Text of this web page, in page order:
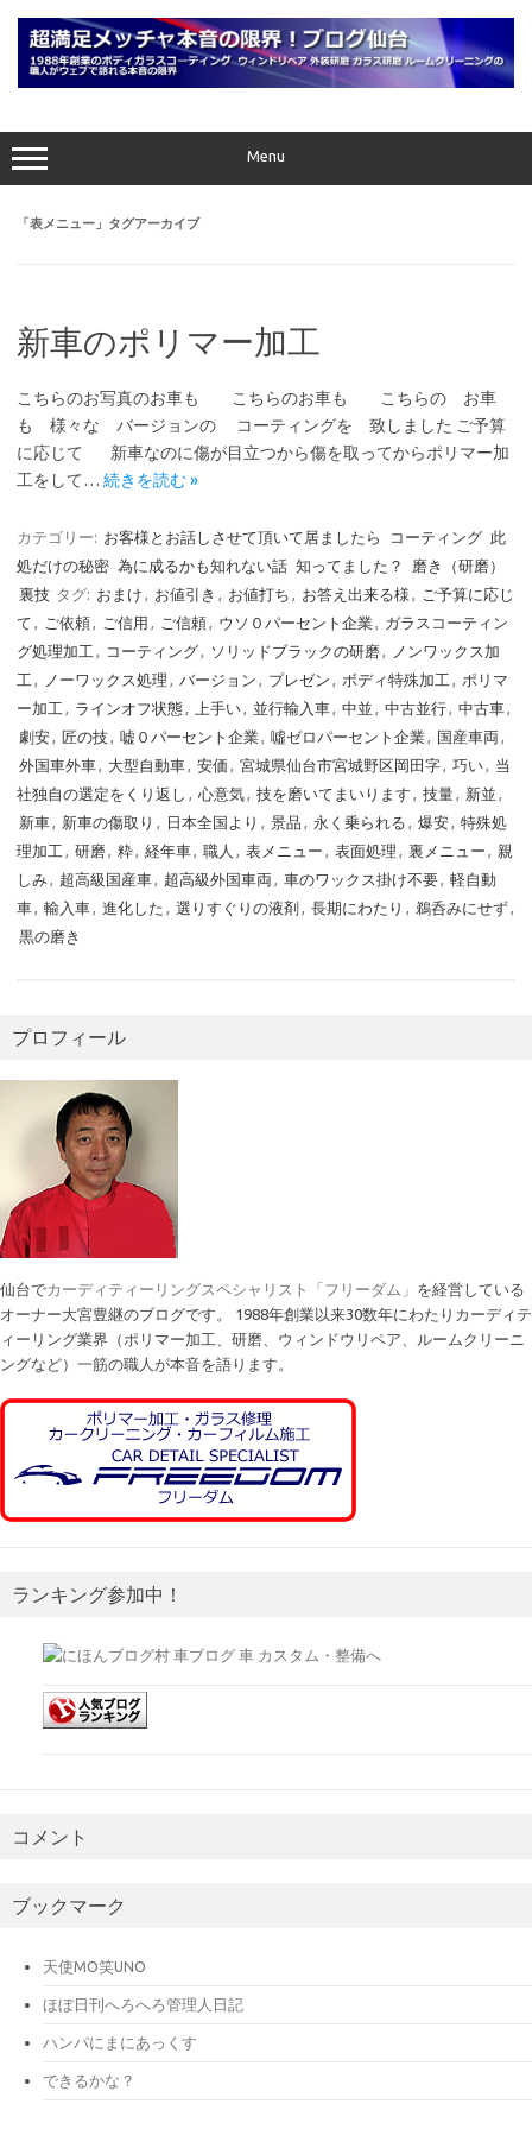
プ
Menu
「表メニュー 」タグアーカイブ
新車のポリマー加工
こちらのお写真のお車も こちらのお車も こちらの お車
も 様々な バージョンの コーティングを 致しました ご予算
に応じて 新車なのに傷が目立つから傷を取ってからポリマー加
工をして… 続きを読む »
カテゴリー: お客様とお話しさせて頂いて居ましたら コーティング 此
処だけの秘密 為に成るかも知れない話 知ってました？
磨き（研磨）
裏技 タグ: おまけ , お値引き , お値打ち , お答え出来る様 ,
ご予算に応じ
て , ご依頼, ご信用 , ご信頼, ウソ０パーセント企業, ガラスコーティン
グ処理加工 , コーティング, ソリッドブラックの研磨,
ノンワックス加
工 , ノーワックス処理 , バージョン , プレゼン , ボディ特殊加工 , ポリマ
ー加工 , ラインオフ状態, 上手い, 並行輸入車, 中並 , 中古並行, 中古車,
劇安, 匠の技, 嘘０パーセント企業, 噓ゼロパーセント企業, 国産車両 ,
外国車外車, 大型自動車, 安価 , 宮城県仙台市宮城野区岡田字, 巧い, 当
社独自の選定をくり返し , 心意気, 技を磨いてまいります , 技量, 新並 ,
新車, 新車の傷取り , 日本全国より , 景品 , 永く乗られる , 爆安, 特殊処
理加工 , 研磨, 粋, 経年車, 職人 , 表メニュー , 表面処理 , 裏メニュー , 親
しみ, 超高級国産車, 超高級外国車両 , 車のワックス掛け不要, 軽自動
車, 輸入車, 進化した , 選りすぐりの液剤 , 長期にわたり , 鵜呑みにせず,
黒の磨き
プロフィール
仙台でカーディティーリングスペシャリスト「フリーダム」 を経営している
オーナー大宮豊継のブログです。 1988年創業以来30数年にわたりカーディテ
ィーリング業界（ポリマー加工、研磨、ウィンドウリペア、ルームクリーニ
ングなど）一筋の職人が本音を語ります。
ランキング参加中！
コメント
ブックマーク
天使MO笑UNO
ほぼ日刊へろへろ管理人日記
ハンパにまにあっくす
できるかな？